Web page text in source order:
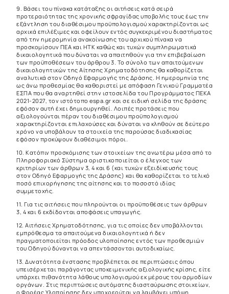
9. Βάσει του πίνακα κατάταξης οι αιτήσεις κατά σειρά
προτεραιότητας της χρονικής σφραγίδας υποβολής τους έως την
εξάντληση του διαθέσιμου προϋπολογισμού χαρακτηρίζονται ως
αρχικά επιλέξιμες και οφείλουν εντός συγκεκριμένου διαστήματος
από την ημερομηνία ανακοίνωσης του αρχικού πίνακα να
προσκομίσουν ΠΕΑ και ΗΤΚ καθώς και τυχών συμπληρωματικά
δικαιολογητικά που δύναται να απαιτηθούν για την επιβεβαίωση
των προϋποθέσεων του άρθρου 3. Το σύνολο των απαιτούμενων
δικαιολογητικών της Αίτησης Χρηματοδότησης θα καθορίζεται
αναλυτικά στον Οδηγό Εφαρμογής της Δράσης. Η ημερομηνία της
ως άνω προθεσμίας θα καθοριστεί με απόφαση Γενικού Γραμματέα
ΕΣΠΑ που θα αναρτηθεί στην ιστοσελίδα του Προγράμματος ΠΕΚΑ
2021-2027, τον ιστότοπο espa.gr και σε ειδική σελίδα της δράσης
εφόσον αυτή έχει δημιουργηθεί. Λοιπές προτάσεις που
αξιολογούνται πέραν του διαθέσιμου προϋπολογισμού
χαρακτηρίζονται επιλαχούσες και δύναται να κληθούν σε δεύτερο
χρόνο να υποβάλουν τα στοιχεία της παρούσας διαδικασίας
εφόσον προκύψουν διαθέσιμοι πόροι.
10. Κατόπιν προσκόμισης των στοιχείων της ανωτέρω μέσα από το
Πληροφοριακό Σύστημα οριστικοποιείται ο έλεγχος των
κριτηρίων των άρθρων 3, 4 και 6 (και τυχών εξειδίκευσής τους
στον Οδηγό Εφαρμογής της Δράσης) και θα καθορίζεται το τελικό
ποσό επιχορήγησης της αίτησης και το ποσοστό ιδίας
συμμετοχής.
11. Για τις αιτήσεις που πληρούνται οι προϋποθέσεις των άρθρων
3, 4 και 6 εκδίδονται αποφάσεις υπαγωγής.
12. Αιτήσεις Χρηματοδότησης, για τις οποίες δεν υποβάλλονται
εμπρόθεσμα τα απαιτούμενα δικαιολογητικά ή δεν
πραγματοποιείται πρόοδος υλοποίησης εντός των προθεσμιών
του Οδηγού δύνανται να απεντάσσονται αυτοδικαίως.
13. Δυνατότητα ένστασης προβλέπεται σε περιπτώσεις όπου
υπεισέρχεται παράγοντας υποκειμενικής αξιολογικής κρίσης, είτε
υπάρχει πιθανότητα λάθους υπολογισμού εκ μέρους του αρμοδίων
οργάνων. Στις περιπτώσεις αυτόματης διασταύρωσης στοιχείων,
ο Φορέας Υλοποίησης δεν υποχρεούται να λαμβάνει υπόψη